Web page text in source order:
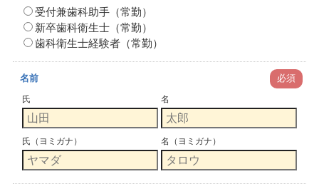
受付兼歯科助手（常勤）
新卒歯科衛生士（常勤）
歯科衛生士経験者（常勤）
名前 必須
氏 名
氏（ヨミガナ） 名（ヨミガナ）